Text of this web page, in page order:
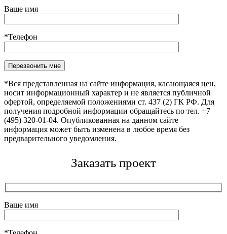
Ваше имя
*Телефон
Оставьте это поле пустым.
*Вся представленная на сайте информация, касающаяся цен,
носит информационный характер и не является публичной
офертой, определяемой положениями ст. 437 (2) ГК РФ. Для
получения подробной информации обращайтесь по тел. +7
(495) 320-01-04. Опубликованная на данном сайте
информация может быть изменена в любое время без
предварительного уведомления.
Заказать проект
Ваше имя